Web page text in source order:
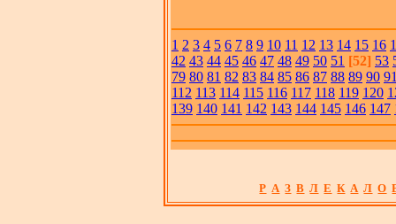
1 2 3 4 5 6 7 8 9 10 11 12 13 14 15 16
42 43 44 45 46 47 48 49 50 51 [52] 53
79 80 81 82 83 84 85 86 87 88 89 90
112 113 114 115 116 117 118 119 120
139 140 141 142 143 144 145 146 147
Р А З В Л Е К А Л О